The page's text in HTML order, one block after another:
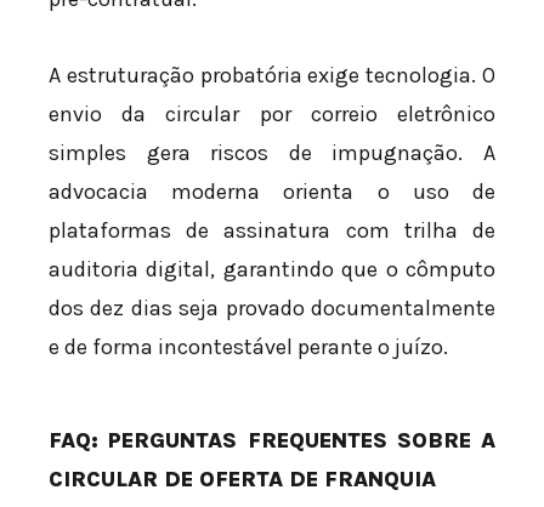
A estruturação probatória exige tecnologia. O
envio da circular por correio eletrônico
simples gera riscos de impugnação. A
advocacia moderna orienta o uso de
plataformas de assinatura com trilha de
auditoria digital, garantindo que o cômputo
dos dez dias seja provado documentalmente
e de forma incontestável perante o juízo.
FAQ: PERGUNTAS FREQUENTES SOBRE A
CIRCULAR DE OFERTA DE FRANQUIA